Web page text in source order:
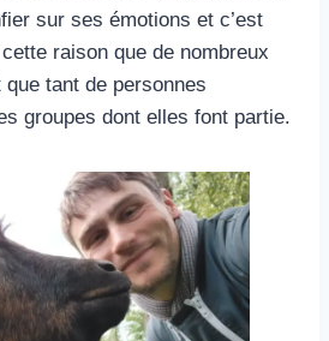
sur ses émotions et c’est
raison que de nombreux
tant de personnes
groupes dont elles font partie.